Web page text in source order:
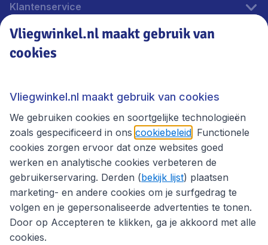
Klantenservice
Vliegwinkel.nl
Thema's
Vliegwinkel.nl maakt gebruik van
cookies
Vliegwinkel.nl maakt gebruik van cookies
We gebruiken cookies en soortgelijke technologieën
zoals gespecificeerd in ons cookiebeleid . Functionele
cookies zorgen ervoor dat onze websites goed
werken en analytische cookies verbeteren de
gebruikerservaring. Derden (bekijk lijst) plaatsen
marketing- en andere cookies om je surfgedrag te
volgen en je gepersonaliseerde advertenties te tonen.
Door op Accepteren te klikken, ga je akkoord met alle
cookies.